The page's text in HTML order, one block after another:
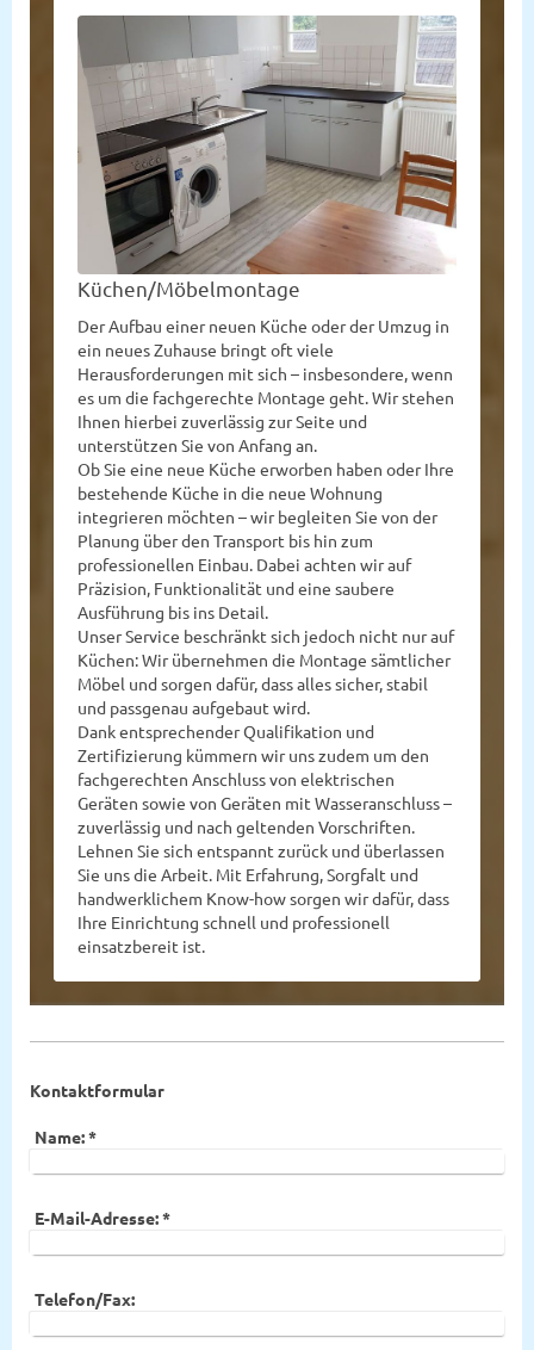
Küchen/Möbelmontage
Der Aufbau einer neuen Küche oder der Umzug in
ein neues Zuhause bringt oft viele
Herausforderungen mit sich – insbesondere, wenn
es um die fachgerechte Montage geht. Wir stehen
Ihnen hierbei zuverlässig zur Seite und
unterstützen Sie von Anfang an.
Ob Sie eine neue Küche erworben haben oder Ihre
bestehende Küche in die neue Wohnung
integrieren möchten – wir begleiten Sie von der
Planung über den Transport bis hin zum
professionellen Einbau. Dabei achten wir auf
Präzision, Funktionalität und eine saubere
Ausführung bis ins Detail.
Unser Service beschränkt sich jedoch nicht nur auf
Küchen: Wir übernehmen die Montage sämtlicher
Möbel und sorgen dafür, dass alles sicher, stabil
und passgenau aufgebaut wird.
Dank entsprechender Qualifikation und
Zertifizierung kümmern wir uns zudem um den
fachgerechten Anschluss von elektrischen
Geräten sowie von Geräten mit Wasseranschluss –
zuverlässig und nach geltenden Vorschriften.
Lehnen Sie sich entspannt zurück und überlassen
Sie uns die Arbeit. Mit Erfahrung, Sorgfalt und
handwerklichem Know-how sorgen wir dafür, dass
Ihre Einrichtung schnell und professionell
einsatzbereit ist.
Kontaktformular
Name:*
E-Mail-Adresse:*
Telefon/Fax: